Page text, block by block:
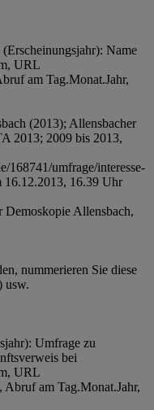
Name
URL
am Tag.Monat.Jahr,
(2013); Allensbacher
2013; 2009 bis 2013,
168741/umfrage/interesse-
16.12.2013, 16.39 Uhr
Allensbach,
nummerieren Sie diese
usw.
Umfrage zu
bei
URL
am Tag.Monat.Jahr,